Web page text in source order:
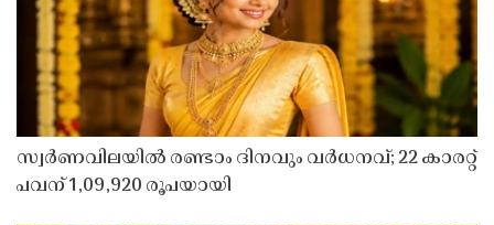
സ്വർണവിലയിൽ രണ്ടാം ദിനവും വർധനവ്; 22 കാരറ്റ്
പവന് 1,09,920 രൂപയായി